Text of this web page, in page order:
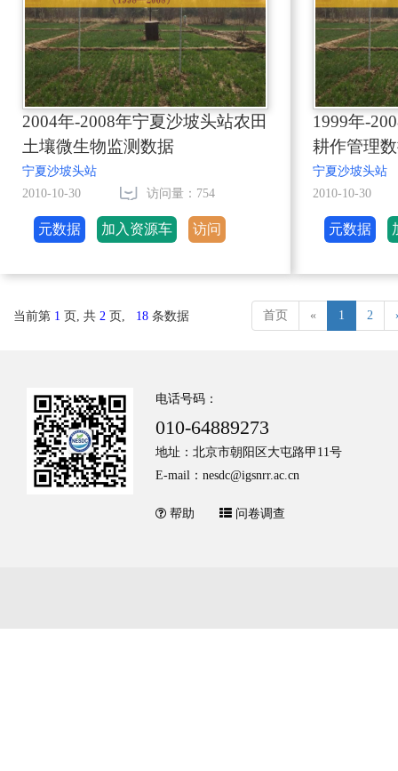
2004年-2008年宁夏沙坡头站农田
土壤微生物监测数据
宁夏沙坡头站
2010-10-30
访问量：754
元数据 加入资源车 访问
1999年-
耕作管理
宁夏沙坡头站
2010-10-30
元数据
当前第 1 页, 共 2 页, 18 条数据 首页 « 1 2
电话号码：
010-64889273
地址：北京市朝阳区大屯路甲11号
E-mail：nesdc@igsnrr.ac.cn
帮助 问卷调查